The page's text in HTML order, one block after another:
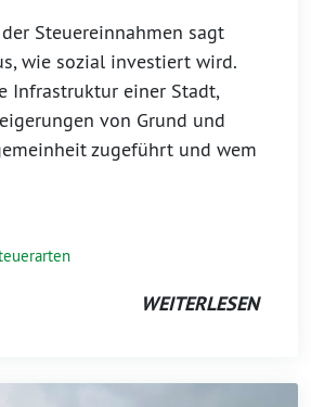
Steuereinnahmen sagt
wie sozial investiert wird.
Infrastruktur einer Stadt,
von Grund und
zugeführt und wem
WEITERLESEN